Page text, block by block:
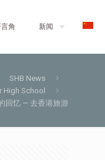
角 新闻
SHB News
High School
回忆 — 去香港旅游